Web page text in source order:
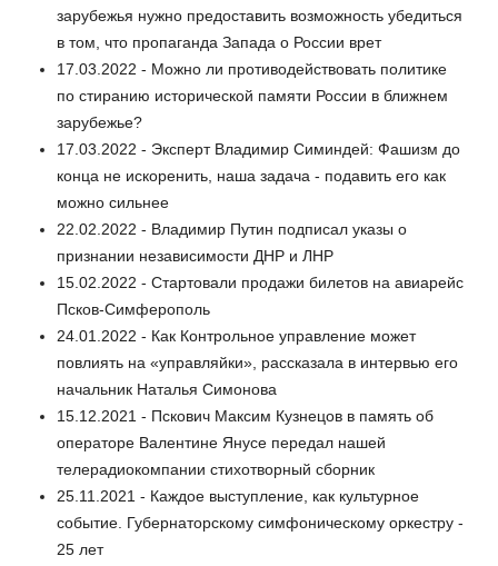
зарубежья нужно предоставить возможность убедиться
в том, что пропаганда Запада о России врет
17.03.2022 - Можно ли противодействовать политике
по стиранию исторической памяти России в ближнем
зарубежье?
17.03.2022 - Эксперт Владимир Симиндей: Фашизм до
конца не искоренить, наша задача - подавить его как
можно сильнее
22.02.2022 - Владимир Путин подписал указы о
признании независимости ДНР и ЛНР
15.02.2022 - Стартовали продажи билетов на авиарейс
Псков-Симферополь
24.01.2022 - Как Контрольное управление может
повлиять на «управляйки», рассказала в интервью его
начальник Наталья Симонова
15.12.2021 - Пскович Максим Кузнецов в память об
операторе Валентине Янусе передал нашей
телерадиокомпании стихотворный сборник
25.11.2021 - Каждое выступление, как культурное
событие. Губернаторскому симфоническому оркестру -
25 лет